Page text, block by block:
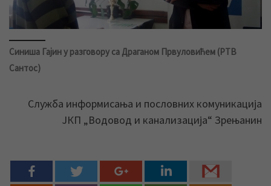
Синиша Гајин у разговору са Драганом Првуловићем (РТВ
Сантос)
Служба информисања и пословних комуникација
ЈКП „Водовод и канализација“ Зрењанин